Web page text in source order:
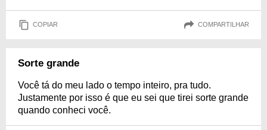
COPIAR COMPARTILHAR
Sorte grande
Você tá do meu lado o tempo inteiro, pra tudo.
Justamente por isso é que eu sei que tirei sorte grande
quando conheci você.